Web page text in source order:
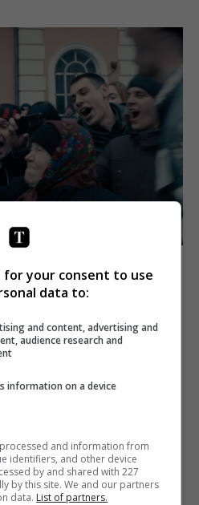
– журнал
кино о
фильма на
стали более
говорит одновременно
мало о войне в
Sight and Sound.
your consent to use
data to:
and content, advertising and
audience research and
information on a device
and information from
identifiers, and other device
by and shared with 227
by this site. We and our partners
data. List of partners.